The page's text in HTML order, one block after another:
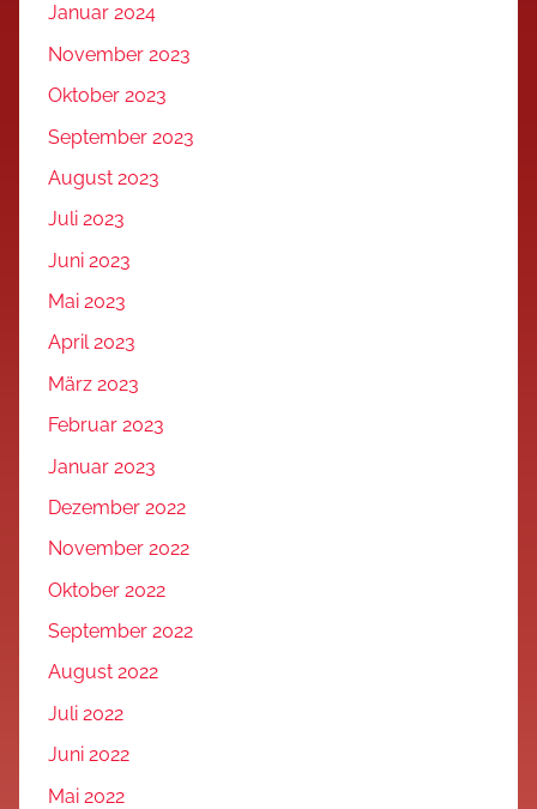
Januar 2024
November 2023
Oktober 2023
September 2023
August 2023
Juli 2023
Juni 2023
Mai 2023
April 2023
März 2023
Februar 2023
Januar 2023
Dezember 2022
November 2022
Oktober 2022
September 2022
August 2022
Juli 2022
Juni 2022
Mai 2022